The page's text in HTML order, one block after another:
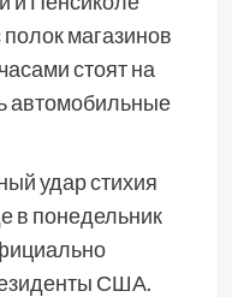
магазинов
стоят на
автомобильные
удар стихия
в понедельник
США.